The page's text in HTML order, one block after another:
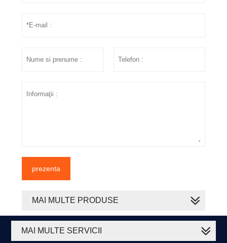
prezenta
MAI MULTE PRODUSE
MAI MULTE SERVICII